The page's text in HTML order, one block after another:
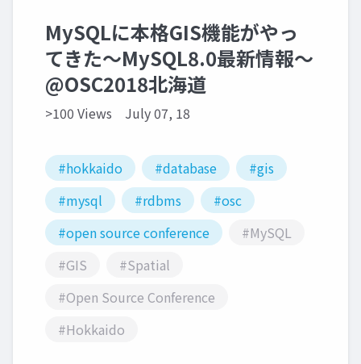
MySQLに本格GIS機能がやっ
てきた～MySQL8.0最新情報～
@OSC2018北海道
>100 Views July 07, 18
#hokkaido #database
#gis
#mysql
#rdbms
#osc
#open source conference
#MySQL
#GIS
#Spatial
#Open Source Conference
#Hokkaido